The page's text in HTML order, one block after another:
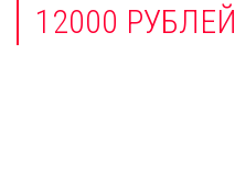
12000 РУБЛЕЙ